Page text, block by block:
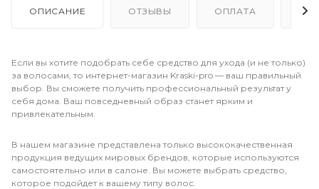
ОПИСАНИЕ ОТЗЫВЫ ОПЛАТА
Если вы хотите подобрать себе средство для ухода (и не только)
за волосами, то интернет-магазин Kraski-pro — ваш правильный
выбор. Вы сможете получить профессиональный результат у
себя дома. Ваш повседневный образ станет ярким и
привлекательным.
В нашем магазине представлена только высококачественная
продукция ведущих мировых брендов, которые используются
самостоятельно или в салоне. Вы можете выбрать средство,
которое подойдет к вашему типу волос.